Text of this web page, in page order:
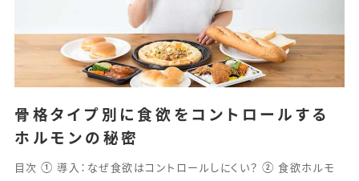
骨格タイプ別に食欲をコントロールする
ホルモンの秘密
目次 ① 導入：なぜ食欲はコントロールしにくい？ ② 食欲ホルモ